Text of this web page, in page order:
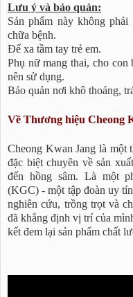
Lưu ý và bảo quản:
Sản phẩm này không
chữa bệnh.
Để xa tầm tay trẻ em.
Phụ nữ mang thai, cho
nên sử dụng.
Bảo quản nơi khô thoáng,
Về Thương hiệu Cheong
Cheong Kwan Jang là một
đặc biệt chuyên về sản
đến hồng sâm. Là một
(KGC) - một tập đoàn uy
nghiên cứu, trồng trọt và
đã khẳng định vị trí của
kết đem lại sản phẩm chất